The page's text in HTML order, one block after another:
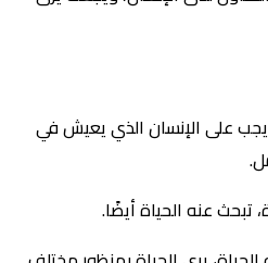
ويجب على الإنسان الذي يعيش في
تبحث عنه الحياة أيضًا.